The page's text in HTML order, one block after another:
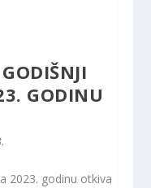
GODINU
2023. godinu otkiva